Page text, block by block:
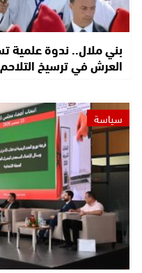
بني ملال.. ندوة علمية
العرش في ترسيخ
سياسة